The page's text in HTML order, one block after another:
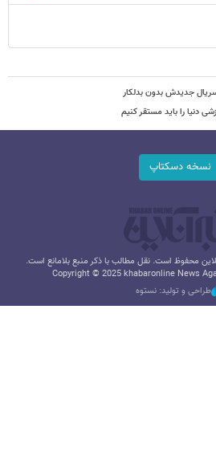
جدیدش بدون بدلکار
دنیا را باید مستقر کنیم
نسخه دسکتاپ
محفوظ است. نقل مطالب با ذکر منبع بلامانع است.
Copyright © 2025 khabaronline News
طراحی و تولید: نستوه